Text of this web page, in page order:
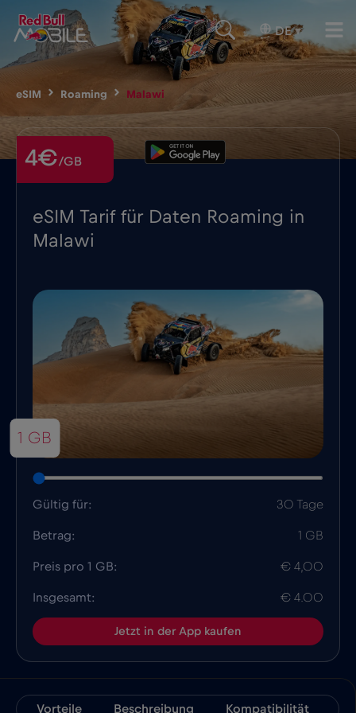
DE ▾
eSIM Roaming Malawi
eSIM Tarif für Daten Roaming in
Malawi
4€/GB
1 GB
Gültig für: 30 Tage
Betrag: 1 GB
Preis pro 1 GB: € 4,00
Insgesamt: € 4.00
Jetzt in der App kaufen
Vorteile Beschreibung Kompatibilität